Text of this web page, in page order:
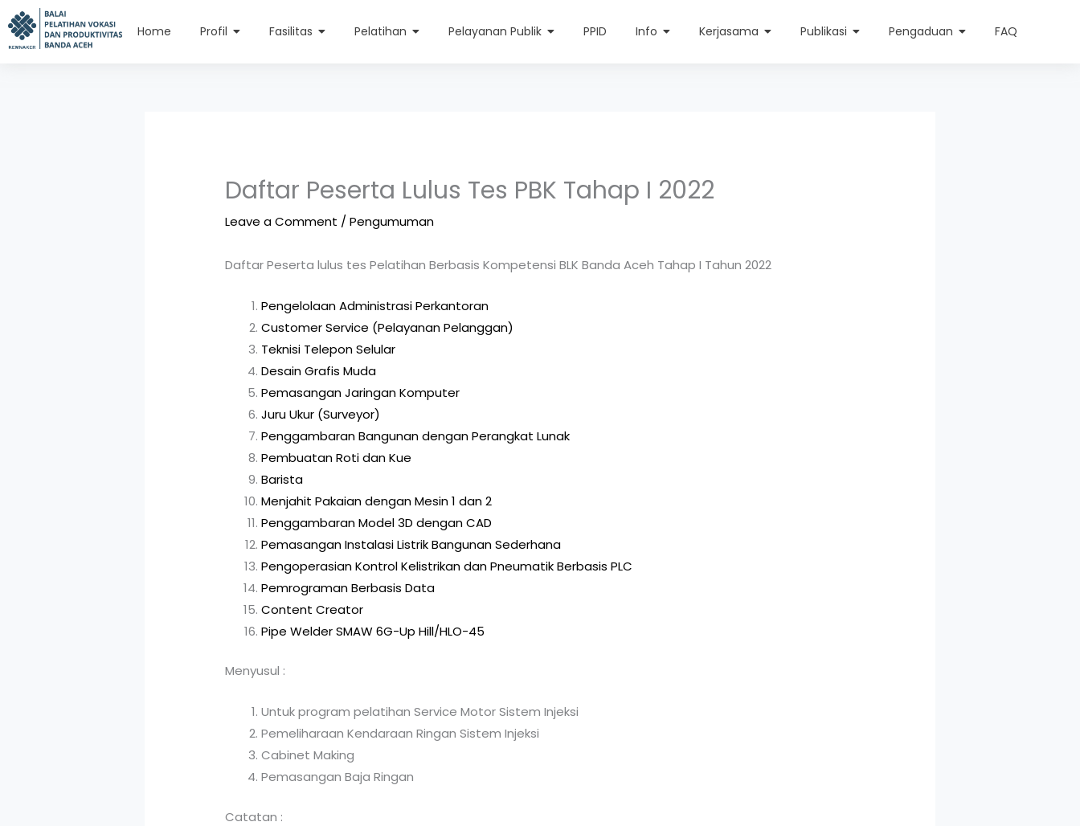
content
Skip
to
content
Home Profil Fasilitas Pelatihan Pelayanan Publik PPID Info Kerjasama Publikasi Pengaduan FAQ
Daftar Peserta Lulus Tes PBK Tahap I 2022
Leave a Comment /Pengumuman
Daftar Peserta lulus tes Pelatihan Berbasis Kompetensi BLK Banda Aceh Tahap I Tahun 2022
Pengelolaan Administrasi Perkantoran
Customer Service (Pelayanan Pelanggan)
Teknisi Telepon Selular
Desain Grafis Muda
Pemasangan Jaringan Komputer
Juru Ukur (Surveyor)
Penggambaran Bangunan dengan Perangkat Lunak
Pembuatan Roti dan Kue
Barista
Menjahit Pakaian dengan Mesin 1 dan 2
Penggambaran Model 3D dengan CAD
Pemasangan Instalasi Listrik Bangunan Sederhana
Pengoperasian Kontrol Kelistrikan dan Pneumatik Berbasis PLC
Pemrograman Berbasis Data
Content Creator
Pipe Welder SMAW 6G-Up Hill/HLO-45
Menyusul :
Untuk program pelatihan Service Motor Sistem Injeksi
Pemeliharaan Kendaraan Ringan Sistem Injeksi
Cabinet Making
Pemasangan Baja Ringan
Catatan :